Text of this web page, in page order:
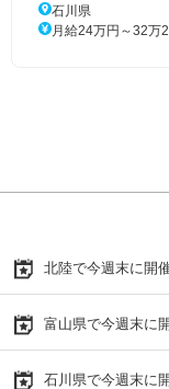
石川県
月給24万円～32万
北陸で今週末に開
富山県で今週末に
石川県で今週末に